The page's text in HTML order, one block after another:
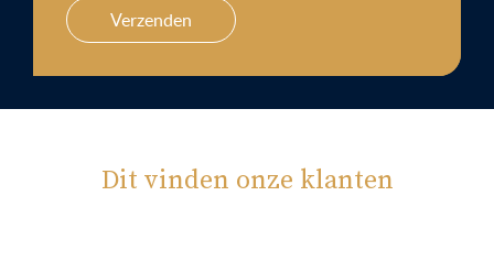
Verzenden
Dit vinden onze klanten